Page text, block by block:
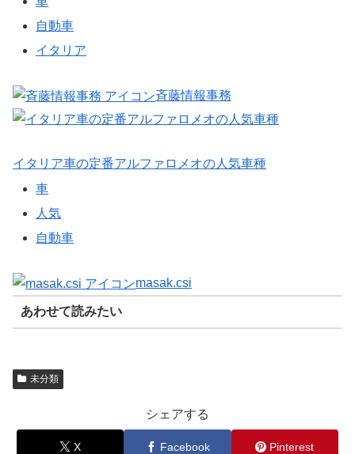
自動車
イタリア
斉藤情報事務
イタリア車の定番アルファロメオの人気車種
車
人気
自動車
masak.csi
あわせて読みたい
未分類
シェアする
X Facebook Pinterest